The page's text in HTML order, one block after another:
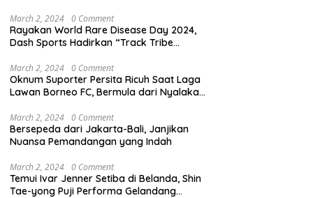
March 2, 2024 0 Comment
Rayakan World Rare Disease Day 2024,
Dash Sports Hadirkan “Track Tribe
March 2, 2024 0 Comment
Oknum Suporter Persita Ricuh Saat Laga
Lawan Borneo FC, Bermula dari Nyalakan
March 2, 2024 0 Comment
Bersepeda dari Jakarta-Bali, Janjikan
Nuansa Pemandangan yang Indah
March 2, 2024 0 Comment
Temui Ivar Jenner Setiba di Belanda, Shin
Tae-yong Puji Performa Gelandang